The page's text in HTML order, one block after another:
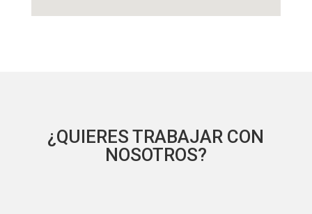
¿QUIERES TRABAJAR CON
NOSOTROS?